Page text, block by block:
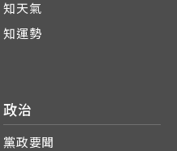
知天氣
知運勢
政治
黨政要聞